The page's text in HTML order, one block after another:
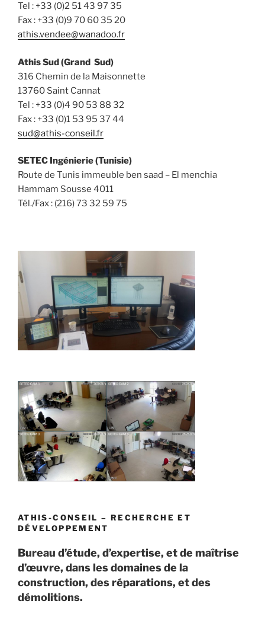
Tel : +33 (0)2 51 43 97 35
Fax : +33 (0)9 70 60 35 20
athis.vendee@wanadoo.fr
Athis Sud (Grand Sud)
316 Chemin de la Maisonnette
13760 Saint Cannat
Tel : +33 (0)4 90 53 88 32
Fax : +33 (0)1 53 95 37 44
sud@athis-conseil.fr
SETEC Ingénierie (Tunisie)
Route de Tunis immeuble ben saad – El menchia
Hammam Sousse 4011
Tél./Fax : (216) 73 32 59 75
ATHIS-CONSEIL – RECHERCHE ET
DÉVELOPPEMENT
Bureau d’étude, d’expertise, et de maîtrise
d’œuvre, dans les domaines de la
construction, des réparations, et des
démolitions.